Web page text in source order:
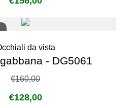
da vista
- DG5061
€160,00
€128,00